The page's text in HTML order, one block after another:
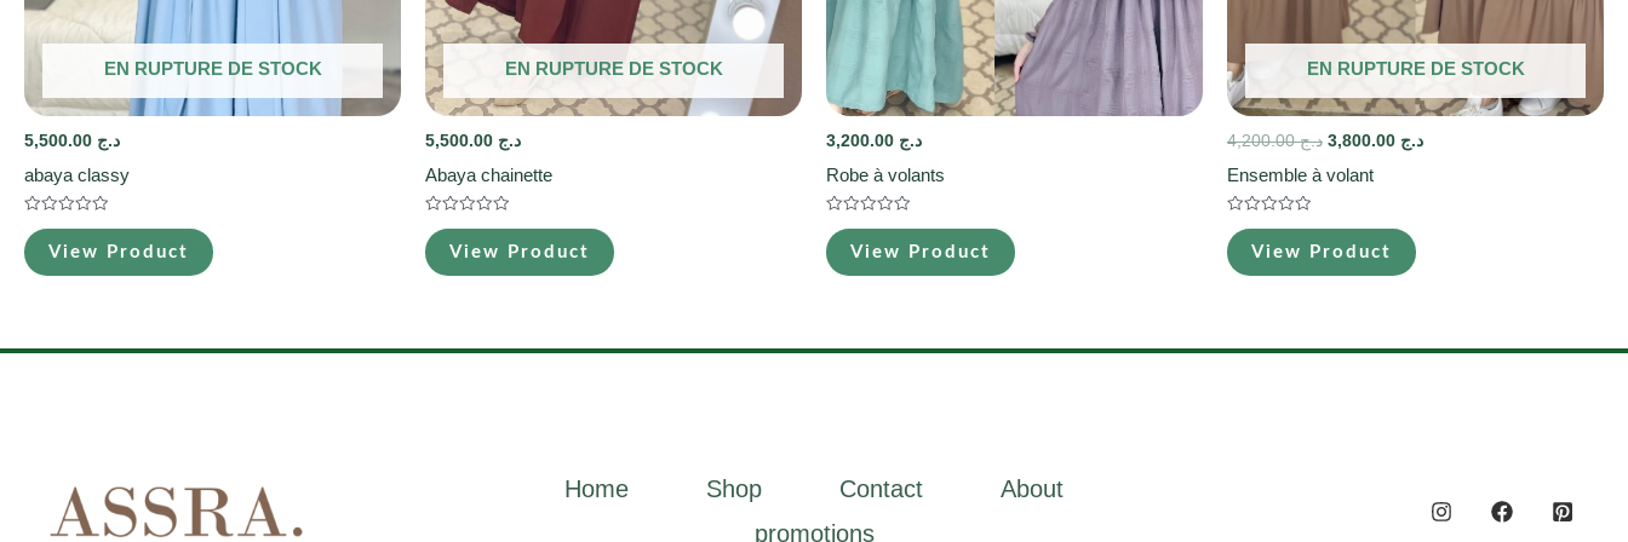
EN RUPTURE DE STOCK
د.ج
abaya classy
Note
0
sur
5
View Product
EN RUPTURE DE STOCK
د.ج
Abaya chainette
Note
0
sur
5
View Product
د.ج
Robe à volants
Note
0
sur
5
View Product
EN RUPTURE DE STOCK
د.ج4,200.00 د.ج
Ensemble à volant
Note
0
sur
5
View Product
Home Shop Contact
About
promotions